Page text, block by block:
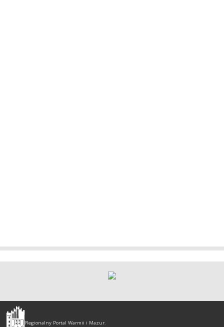
Olsztyn
-
Regionalny Portal Warmii i Mazur.